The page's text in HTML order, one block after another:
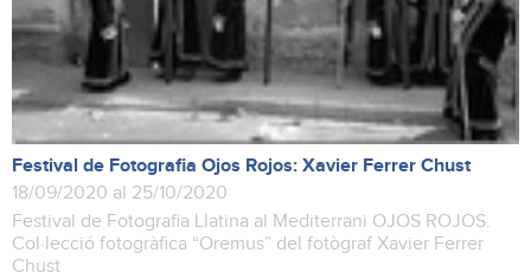
Festival de Fotografia Ojos Rojos: Xavier Ferrer Chust
18/09/2020 al 25/10/2020
Festival de Fotografia Llatina al Mediterrani OJOS ROJOS.
Col·lecció fotogràfica “Oremus” del fotògraf Xavier Ferrer
Chust